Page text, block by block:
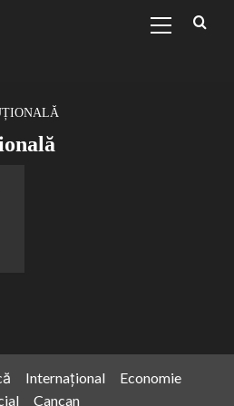
Menu
Internațional
Economie
Cancan